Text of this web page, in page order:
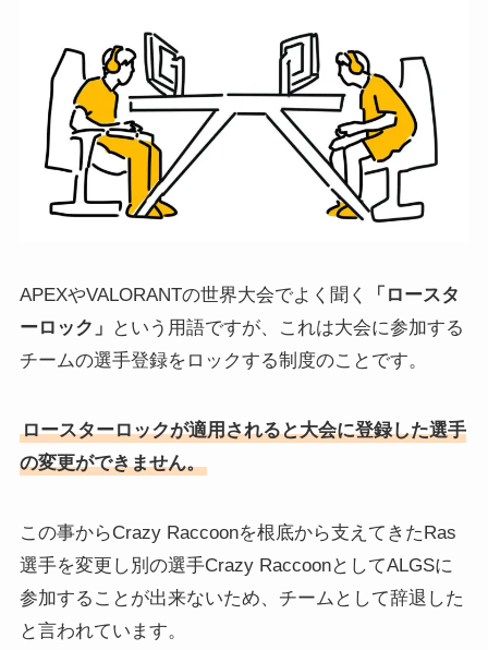
APEXやVALORANTの世界大会でよく聞く
「ロースタ
ーロック」
という用語ですが、これは大会に参加する
チームの選手登録をロックする制度のことです。
ロースターロックが適用されると大会に登録した選手
の変更ができません。
この事からCrazy Raccoonを根底から支えてきたRas
選手を変更し別の選手Crazy RaccoonとしてALGSに
参加することが出来ないため、チームとして辞退した
と言われています。